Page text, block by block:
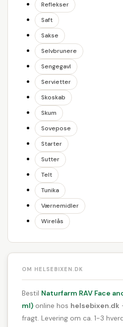
Reflekser
Saft
Sakse
Selvbrunere
Sengegavl
Servietter
Skoskab
Skum
Sovepose
Starter
Sutter
Telt
Tunika
Værnemidler
Wirelås
OM HELSEBIXEN.DK
Bestil Naturfarm RAV Face
ml) online hos helsebixen.dk
fragt. Levering om ca. 1-3